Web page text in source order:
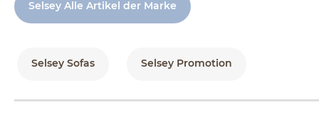
Selsey Alle Artikel der Marke
Selsey Sofas Selsey Promotion